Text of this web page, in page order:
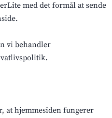
med det formål at sende
vi behandler
at hjemmesiden fungerer